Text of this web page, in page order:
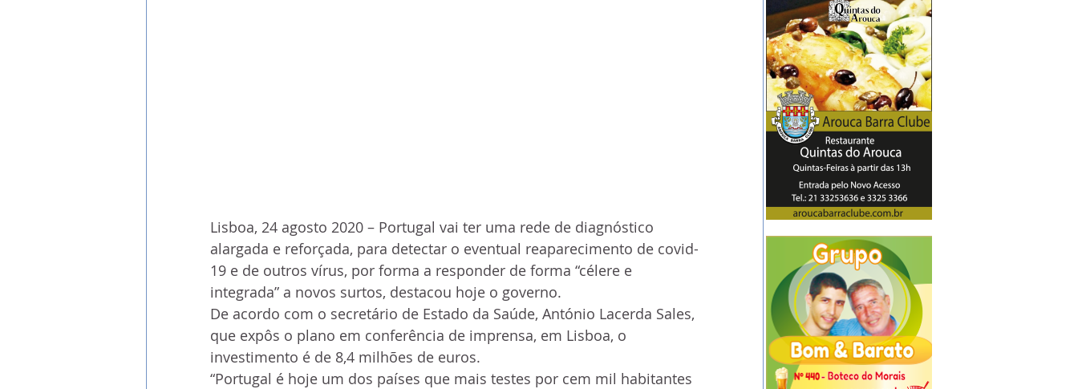
Lisboa, 24 agosto 2020 – Portugal vai ter uma rede de diagnóstico
alargada e reforçada, para detectar o eventual reaparecimento de covid-
19 e de outros vírus, por forma a responder de forma “célere e
integrada” a novos surtos, destacou hoje o governo.
De acordo com o secretário de Estado da Saúde, António Lacerda Sales,
que expôs o plano em conferência de imprensa, em Lisboa, o
investimento é de 8,4 milhões de euros.
“Portugal é hoje um dos países que mais testes por cem mil habitantes